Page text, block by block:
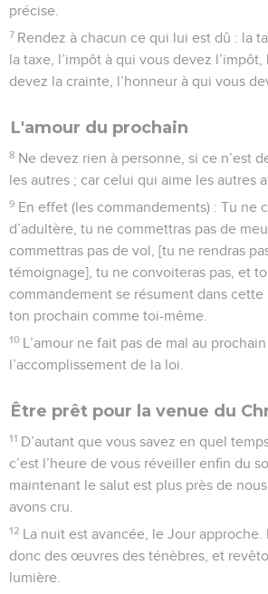
précise.
7 Rendez à chacun ce qui lui est dû : la
la taxe, l’impôt à qui vous devez
devez la crainte, l’honneur à qui vous
L'amour du prochain
8 Ne devez rien à personne, si ce n’est
les autres ; car celui qui aime les autres
9 En effet (les commandements) : Tu ne
d’adultère, tu ne commettras pas de
commettras pas de vol, [tu ne rendras
témoignage], tu ne convoiteras pas, et
commandement se résument dans cette
ton prochain comme toi-même.
10 L’amour ne fait pas de mal au
l’accomplissement de la loi.
Être prêt pour la venue du
11 D’autant que vous savez en quel
c’est l’heure de vous réveiller enfin du
maintenant le salut est plus près de
avons cru.
12 La nuit est avancée, le Jour
donc des œuvres des ténèbres, et
lumière.